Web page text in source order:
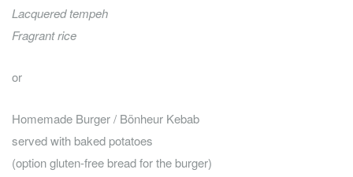
Lacquered tempeh
Fragrant rice
or
Homemade Burger / Bönheur Kebab
served with baked potatoes
(option gluten-free bread for the burger)